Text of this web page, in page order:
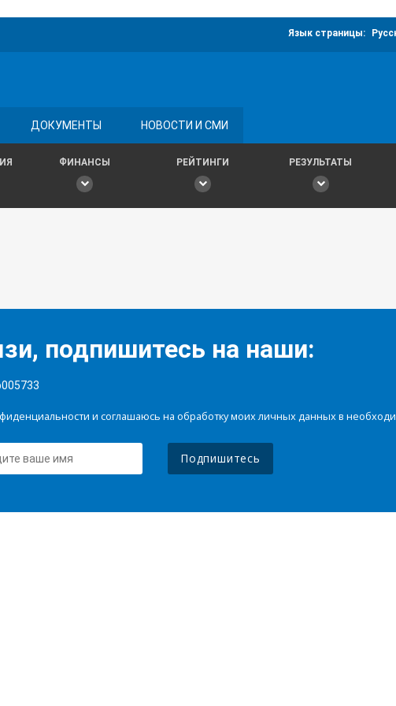
Язык страницы:
ДОКУМЕНТЫ НОВОСТИ И СМИ
ФИНАНСЫ РЕЙТИНГИ РЕЗУЛЬТАТЫ
подпишитесь на наши:
и соглашаюсь на обработку моих личных данных в
Подпишитесь